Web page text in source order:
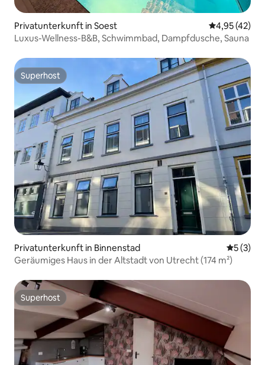
Privatunterkunft in Soest
4,95 (42)
Luxus-Wellness-B&B, Schwimmbad, Dampfdusche, Sauna
Superhost
Superhost
Privatunterkunft in Binnenstad
5 (3)
Geräumiges Haus in der Altstadt von Utrecht (174 m²)
Superhost
Superhost